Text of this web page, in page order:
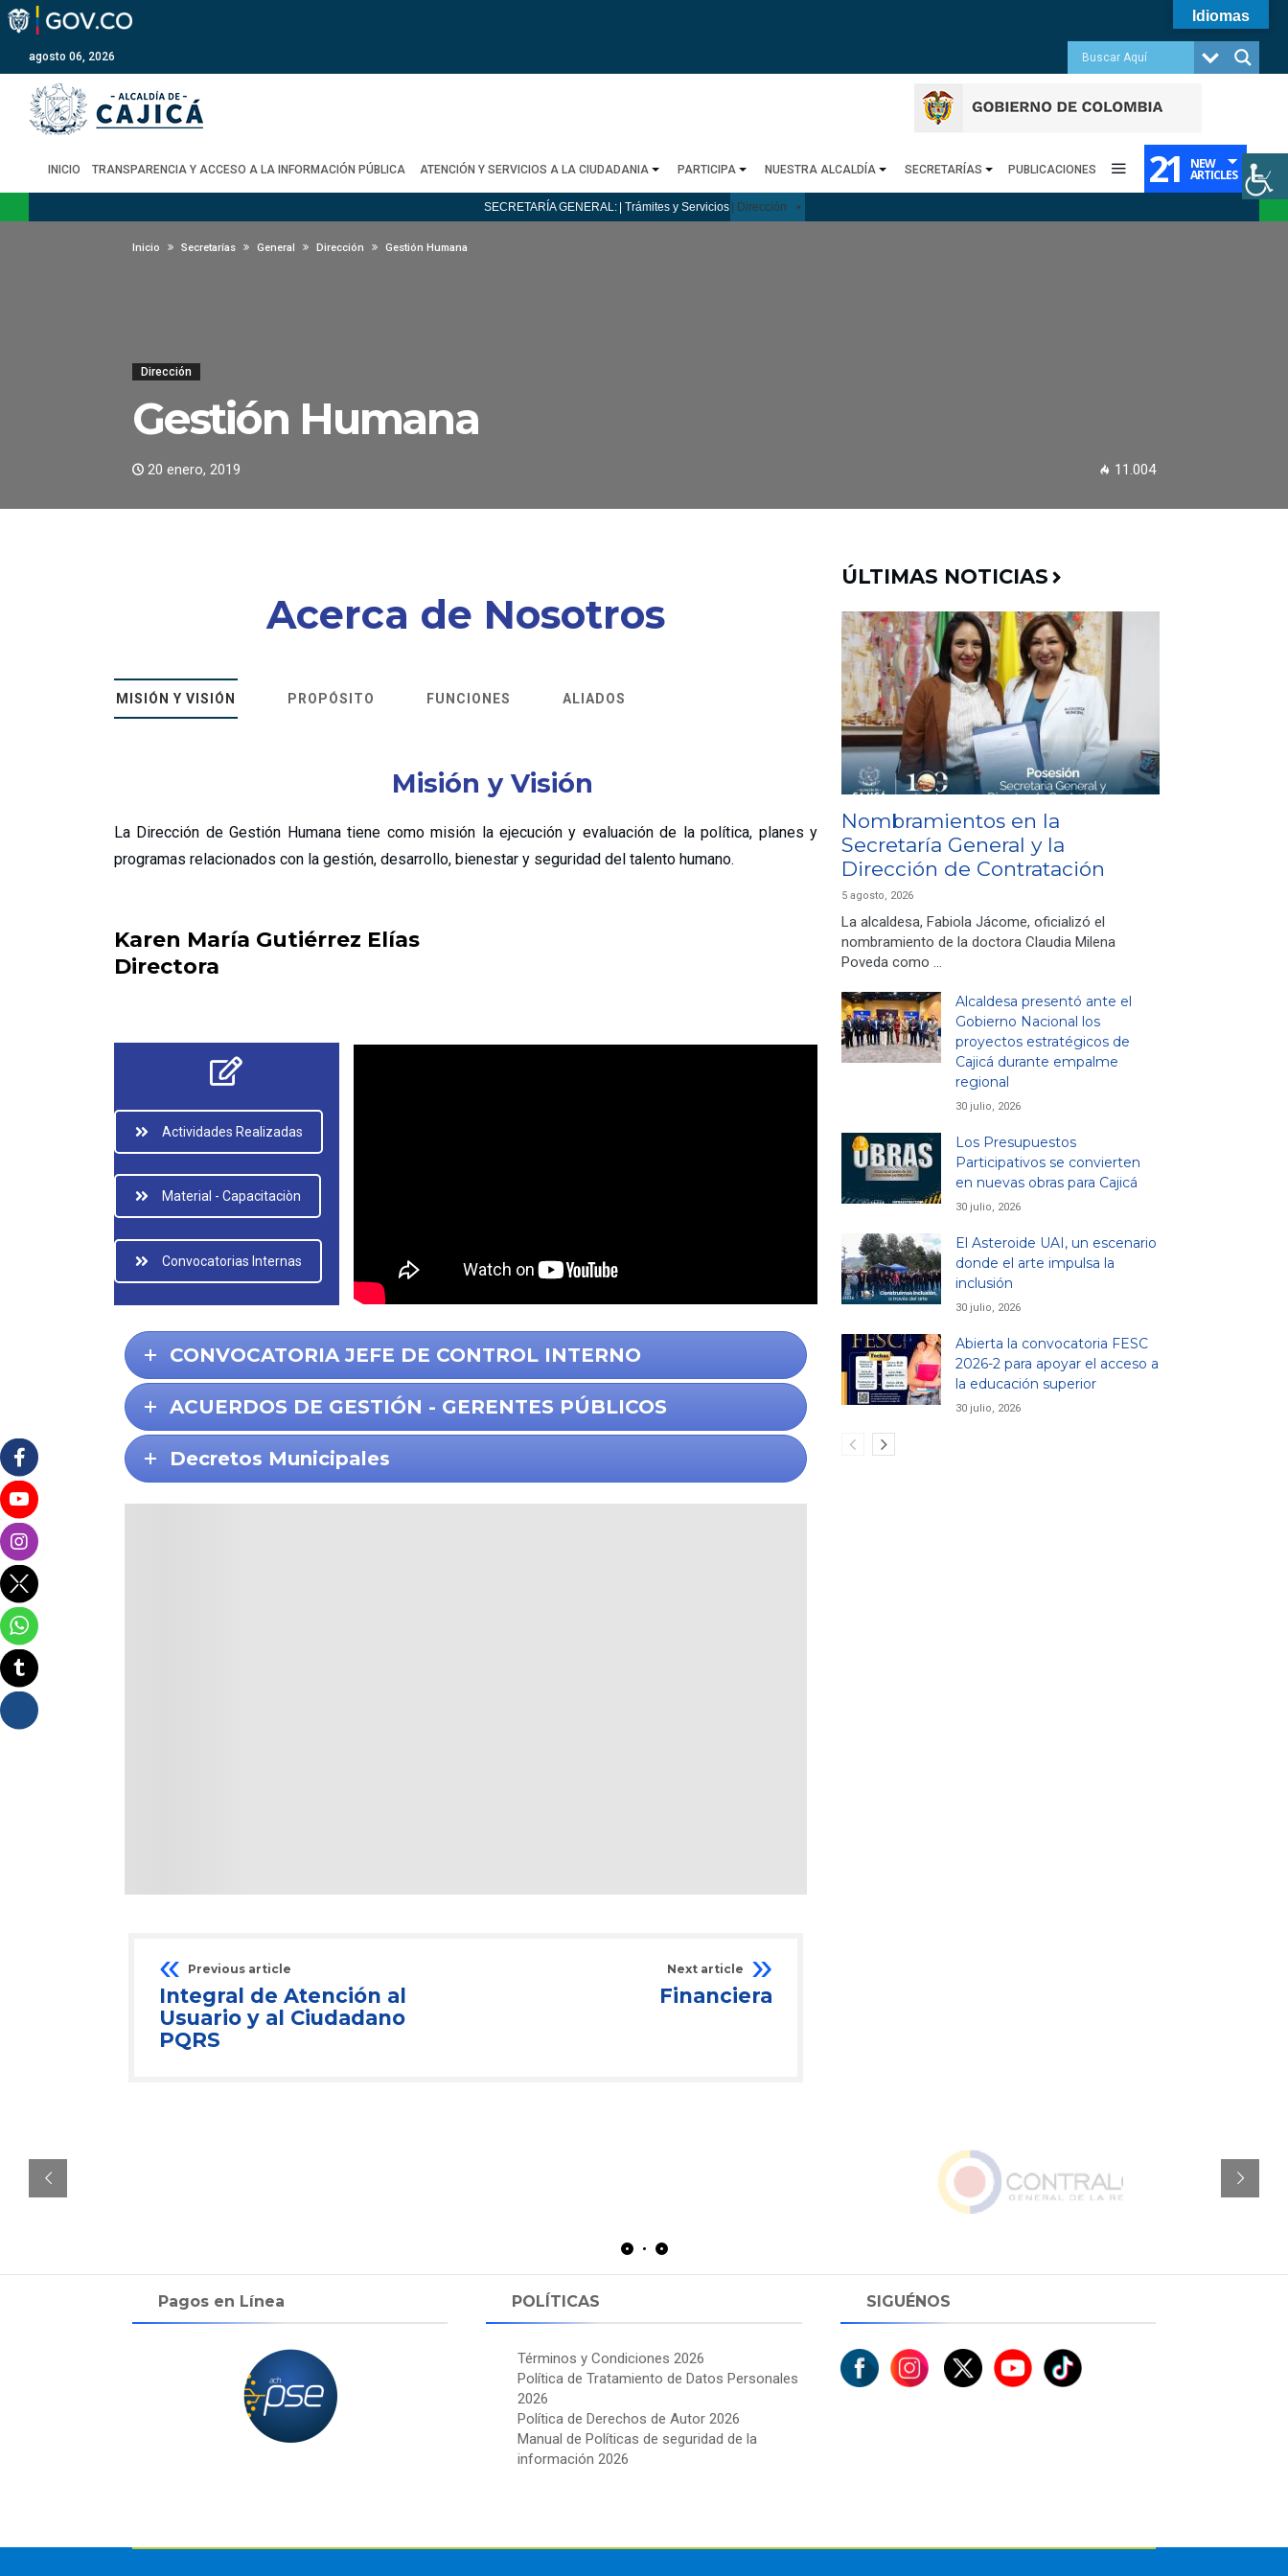
agosto 06, 2026
INICIO TRANSPARENCIA Y ACCESO A LA INFORMACIÓN PÚBLICA ATENCIÓN Y SERVICIOS A LA CIUDADANIA PARTICIPA NUESTRA ALCALDÍA SECRETARÍAS PUBLICACIONES 21 NEW
ARTICLES
SECRETARÍA GENERAL: | Trámites y Servicios | Dirección
Inicio Secretarías General Dirección Gestión Humana
Dirección
Gestión Humana
20 enero, 2019 11.004
Acerca de Nosotros
MISIÓN Y VISIÓN PROPÓSITO FUNCIONES ALIADOS
Misión y Visión
La Dirección de Gestión Humana tiene como misión la ejecución y evaluación de la política, planes y
programas relacionados con la gestión, desarrollo, bienestar y seguridad del talento humano.
Karen María Gutiérrez Elías
Directora
Actividades Realizadas
Material - Capacitaciòn
Convocatorias Internas
CONVOCATORIA JEFE DE CONTROL INTERNO
ACUERDOS DE GESTIÓN - GERENTES PÚBLICOS
Decretos Municipales
Previous article
Integral de Atención al
Usuario y al Ciudadano
PQRS
Next article
Financiera
ÚLTIMAS NOTICIAS
Nombramientos en la
Secretaría General y la
Dirección de Contratación
5 agosto, 2026
La alcaldesa, Fabiola Jácome, oficializó el
nombramiento de la doctora Claudia Milena
Poveda como …
Alcaldesa presentó ante el
Gobierno Nacional los
proyectos estratégicos de
Cajicá durante empalme
regional
30 julio, 2026
Los Presupuestos
Participativos se convierten
en nuevas obras para Cajicá
30 julio, 2026
El Asteroide UAI, un escenario
donde el arte impulsa la
inclusión
30 julio, 2026
Abierta la convocatoria FESC
2026-2 para apoyar el acceso a
la educación superior
30 julio, 2026
Pagos en Línea POLÍTICAS
Términos y Condiciones 2026
Política de Tratamiento de Datos Personales
2026
Política de Derechos de Autor 2026
Manual de Políticas de seguridad de la
información 2026
SIGUÉNOS
Idiomas